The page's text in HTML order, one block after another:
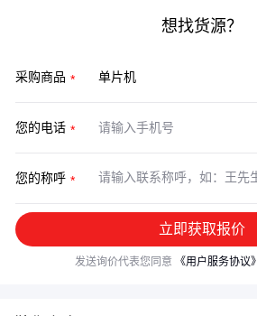
想找货源？
采购商品
您的电话
您的称呼
立即获取报价
发送询价代表您同意 《用户服务协议》